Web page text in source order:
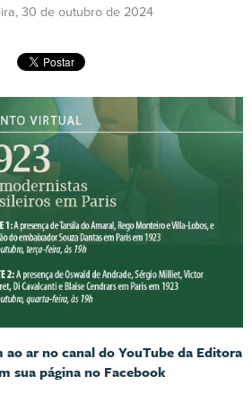
30 de outubro de 2024
ar no canal do YouTube da Editora
sua página no Facebook